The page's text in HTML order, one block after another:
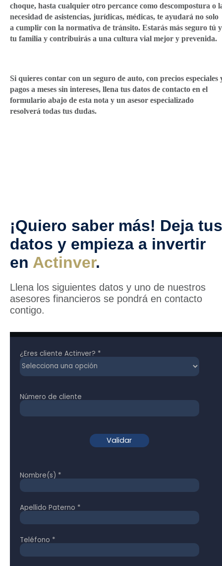
choque, hasta cualquier otro percance como descompostura o
necesidad de asistencias, jurídicas, médicas, te ayudará no solo
a cumplir con la normativa de tránsito. Estarás más seguro tú y
tu familia y contribuirás a una cultura vial mejor y prevenida.
Si quieres contar con un seguro de auto, con precios especiales
pagos a meses sin intereses, llena tus datos de contacto en el
formulario abajo de esta nota y un asesor especializado
resolverá todas tus dudas.
¡Quiero saber más! Deja tus
datos y empieza a invertir
en Actinver.
Llena los siguientes datos y uno de nuestros
asesores financieros se pondrá en contacto
contigo.